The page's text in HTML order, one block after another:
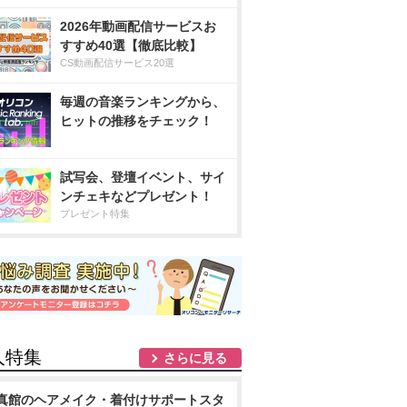
2026年動画配信サービスお
すすめ40選【徹底比較】
CS動画配信サービス20選
毎週の音楽ランキングから、
ヒットの推移をチェック！
試写会、登壇イベント、サイ
ンチェキなどプレゼント！
プレゼント特集
特集 さらに見る
館のヘアメイク・着付けサポートスタ